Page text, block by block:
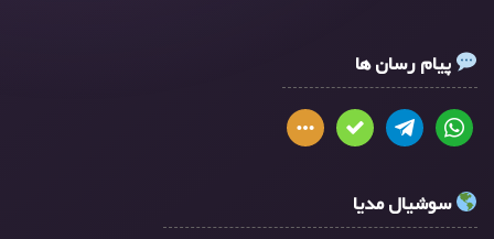
پیام رسان ها
سوشیال مدیا